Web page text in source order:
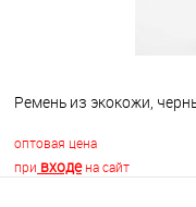
Ремень из экокожи,
оптовая цена
при входена сайт